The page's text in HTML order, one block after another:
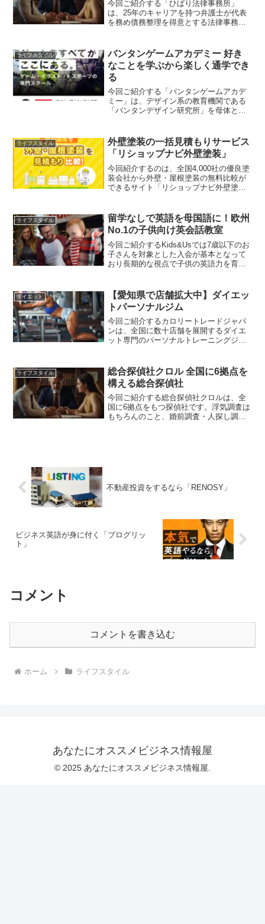
今回ご紹介する「ひばり法律事務所」
は、25年のキャリアを持つ弁護士が代表
を務め債務整理を得意とする法律事務所
ライフスタイル
バンタンゲームアカデミー 好き
なことを学ぶから楽しく通学でき
る
今回ご紹介する「バンタンゲームアカデ
ミー」は、デザイン系の教育機関である
「バンタンデザイン研究所」を母体とす
なゲーム・イラスト・eスポーツを学ぶこ
とができます。バンタ...
ライフスタイル
外壁塗装の一括見積もりサービス
「リショップナビ外壁塗装」
今回紹介するのは、全国4,000社の優良塗
装会社から外壁・屋根塗装の無料比較が
できるサイト「リショップナビ外壁塗
ライフスタイル
留学なしで英語を母国語に！欧州
No.1の子供向け英会話教室
今回ご紹介するKids&Usでは7歳以下のお
子さんを対象とした入会が基本となって
おり長期的な視点で子供の英語力を育て
ソッドを採用している教育機関です。1歳
か...
ダイエット
【愛知県で店舗拡大中】ダイエッ
トパーソナルジム
今回ご紹介するカロリートレードジャパ
ンは、全国に数十店舗を展開するダイエ
ット専門のパーソナルトレーニングジム
成功に導いてきました。カロリートレー
ドジャパンは、予約環境や...
ライフスタイル
総合探偵社クロル 全国に6拠点を
構える総合探偵社
今回ご紹介する総合探偵社クロルは、全
国に6拠点をもつ探偵社です。浮気調査は
もちろんのこと、婚前調査・人探し調
不動産投資をするなら「RENOSY」
ビジネス英語が身に付く「プログリッ
ト」
コメント
コメントを書き込む
ホーム ライフスタイル
あなたにオススメビジネス情報屋
© 2025 あなたにオススメビジネス情報屋.